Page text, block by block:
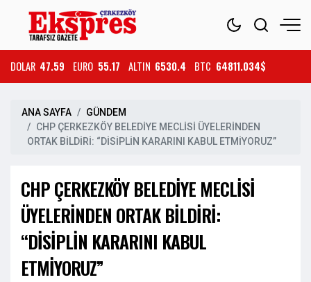
DOLAR 47.59 EURO 55.17 ALTIN 6530.4 BTC 64811.034$
ANA SAYFA
GÜNDEM
CHP ÇERKEZKÖY BELEDİYE MECLİSİ ÜYELERİNDEN
ORTAK BİLDİRİ: “DİSİPLİN KARARINI KABUL ETMİYORUZ”
CHP ÇERKEZKÖY BELEDİYE MECLİSİ
ÜYELERİNDEN ORTAK BİLDİRİ:
“DİSİPLİN KARARINI KABUL
ETMİYORUZ”